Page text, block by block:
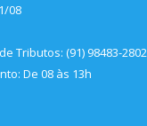
08
Tributos: (91) 98483-2802
De 08 às 13h